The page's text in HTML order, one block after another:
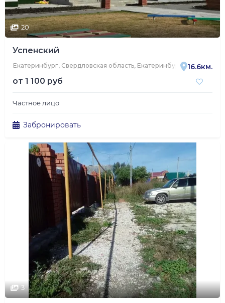
20
Успенский
Екатеринбург, Свердловская область, Екатеринбург, 3-я16.6км.
от 1 100 руб
Частное лицо
Забронировать
3